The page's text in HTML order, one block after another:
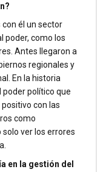
con él un sector
poder, como los
Antes llegaron a
regionales y
En la historia
poder político que
con las
como
ver los errores
en la gestión del